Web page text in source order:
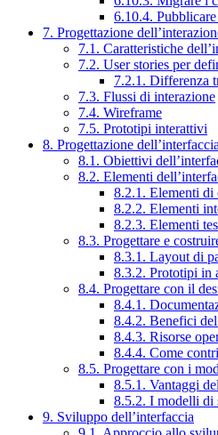
6.10.4.
7. Progettazione
7.1. Caratteristiche
7.2. User stories per
7.2.1. Differenza
7.3. Flussi di interazione
7.4. Wireframe
7.5. Prototipi interattivi
8. Progettazione dell’interfaccia
8.1. Obiettivi
8.2. Elementi
8.2.1. Elementi di
8.2.2. Elementi
8.2.3. Elementi
8.3. Progettare e
8.3.1. Layout di
8.3.2. Prototipi in
8.4. Progettare con il
8.4.1.
8.4.2. Benefici
8.4.3. Risorse
8.4.4. Come
8.5. Progettare con i
8.5.1. Vantaggi
8.5.2. I modelli di
9. Sviluppo dell’interfaccia